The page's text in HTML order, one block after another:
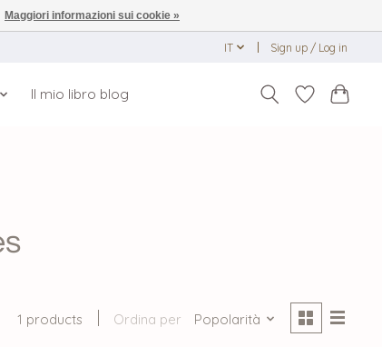
IT Sign up / Log in
Il mio libro blog
1 products Ordina per Popolarità
Maggiori informazioni sui cookie »